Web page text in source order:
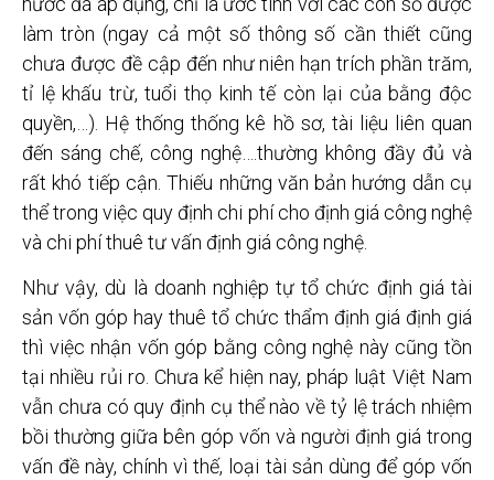
làm tròn (ngay cả một số thông số cần thiết cũng
chưa được đề cập đến như niên hạn trích phần trăm,
tỉ lệ khấu trừ, tuổi thọ kinh tế còn lại của bằng độc
quyền,…). Hệ thống thống kê hồ sơ, tài liệu liên quan
đến sáng chế, công nghệ….thường không đầy đủ và
rất khó tiếp cận. Thiếu những văn bản hướng dẫn cụ
thể trong việc quy định chi phí cho định giá công nghệ
và chi phí thuê tư vấn định giá công nghệ.
Như vậy, dù là doanh nghiệp tự tổ chức định giá tài
sản vốn góp hay thuê tổ chức thẩm định giá định giá
thì việc nhận vốn góp bằng công nghệ này cũng tồn
tại nhiều rủi ro. Chưa kể hiện nay, pháp luật Việt Nam
vẫn chưa có quy định cụ thể nào về tỷ lệ trách nhiệm
bồi thường giữa bên góp vốn và người định giá trong
vấn đề này, chính vì thế, loại tài sản dùng để góp vốn